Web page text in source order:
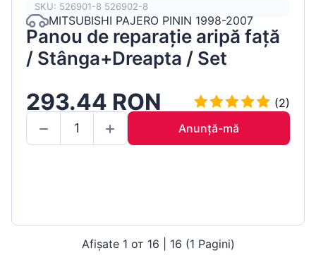
SKU: 526901-8 526902-8
MITSUBISHI PAJERO PININ 1998-2007
Panou de reparație aripă față
/ Stânga+Dreapta / Set
293.44 RON
(2)
Anunță-mă
Afișate 1 от 16 | 16 (1 Pagini)